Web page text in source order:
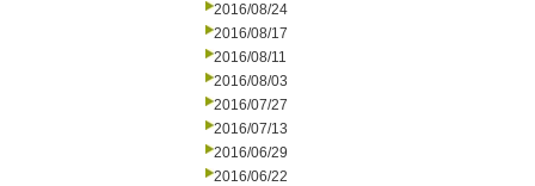
2016/08/24
2016/08/17
2016/08/11
2016/08/03
2016/07/27
2016/07/13
2016/06/29
2016/06/22